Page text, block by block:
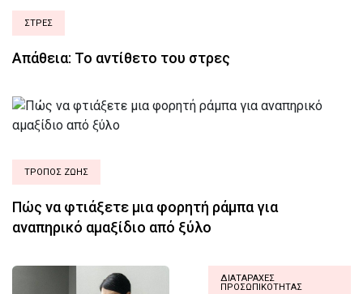
ΣΤΡΕΣ
Απάθεια: Το αντίθετο του στρες
ΤΡΟΠΟΣ ΖΩΗΣ
Πώς να φτιάξετε μια φορητή ράμπα για
αναπηρικό αμαξίδιο από ξύλο
ΔΙΑΤΑΡΑΧΈΣ
ΠΡΟΣΩΠΙΚΌΤΗΤΑΣ